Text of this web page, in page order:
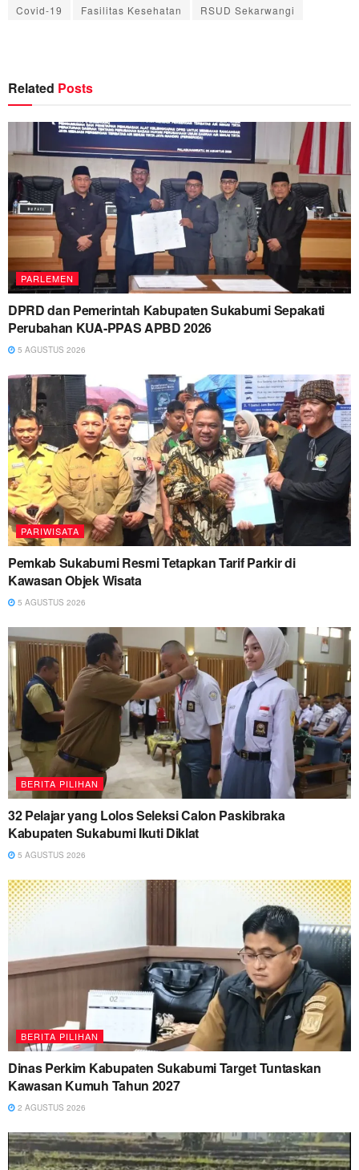
Covid-19
Fasilitas Kesehatan RSUD Sekarwangi
Related Posts
PARLEMEN
DPRD dan Pemerintah Kabupaten Sukabumi Sepakati
Perubahan KUA-PPAS APBD 2026
5 AGUSTUS 2026
PARIWISATA
Pemkab Sukabumi Resmi Tetapkan Tarif Parkir di
Kawasan Objek Wisata
5 AGUSTUS 2026
BERITA PILIHAN
32 Pelajar yang Lolos Seleksi Calon Paskibraka
Kabupaten Sukabumi Ikuti Diklat
5 AGUSTUS 2026
BERITA PILIHAN
Dinas Perkim Kabupaten Sukabumi Target Tuntaskan
Kawasan Kumuh Tahun 2027
2 AGUSTUS 2026